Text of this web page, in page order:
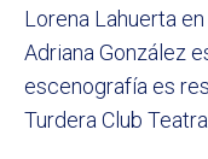
Lorena Lahuerta
Adriana González
escenografía es
Turdera Club